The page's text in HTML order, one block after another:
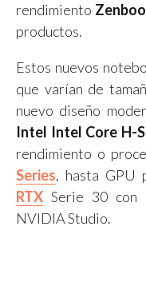
rendimiento
productos.
Estos nuevos
que varían de
nuevo diseño
Intel Intel Core H-
rendimiento o
Series, hasta GPU
RTX Serie 30 con
NVIDIA Studio.